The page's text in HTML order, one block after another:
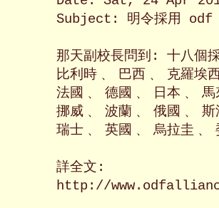
Subject: 明令採用 odf
那天副校長問到: 十八個
比利時﹑ 巴西﹑ 克羅埃
法國﹑ 德國﹑ 日本﹑ 馬
挪威﹑ 波蘭﹑ 俄國﹑ 斯
瑞士﹑ 英國﹑ 烏拉圭﹑
詳全文:
http://